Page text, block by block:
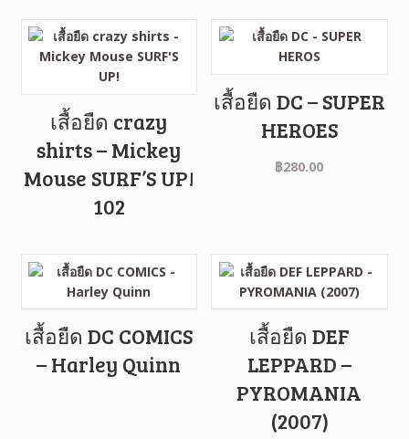
เสื้อยืด crazy
shirts – Mickey
Mouse SURF’S UP!
102
เสื้อยืด DC – SUPER
HEROES
฿280.00
เสื้อยืด DC COMICS
– Harley Quinn
เสื้อยืด DEF
LEPPARD –
PYROMANIA
(2007)